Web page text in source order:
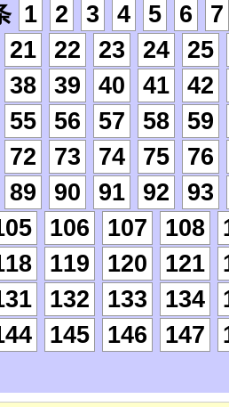
1 2 3 4 5 6
7
21 22 23 24
25
38 39 40 41
42
55 56 57 58
59
72 73 74 75
76
89 90 91 92
93
106 107 108
119 120 121
132 133 134
145 146 147